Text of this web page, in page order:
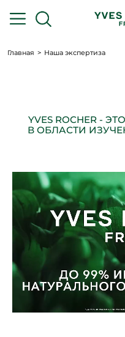
Главная Наша экспертиза
YVES ROCHER -
В ОБЛАСТИ